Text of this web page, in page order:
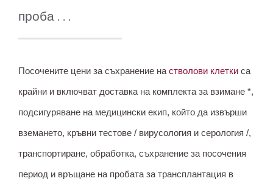
проба . . .
Посочените цени за съхранение на стволови клетки са
крайни и включват доставка на комплекта за взимане *,
подсигуряване на медицински екип, който да извърши
вземането, кръвни тестове / вирусология и серология /,
транспортиране, обработка, съхранение за посочения
период и връщане на пробата за трансплантация в